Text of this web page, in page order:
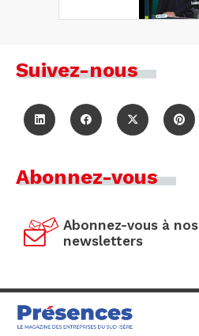
Suivez-nous
Abonnez-vous
Abonnez-vous à nos
newsletters